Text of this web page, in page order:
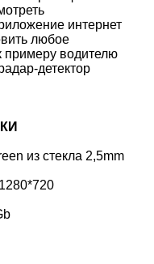
интернет
любое
примеру водителю
детектор
из стекла 2,5mm